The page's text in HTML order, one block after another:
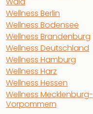
Wellness Berlin
Wellness Bodensee
Wellness Brandenburg
Wellness Deutschland
Wellness Hamburg
Wellness Harz
Wellness Hessen
Wellness Mecklenburg-
Vorpommern